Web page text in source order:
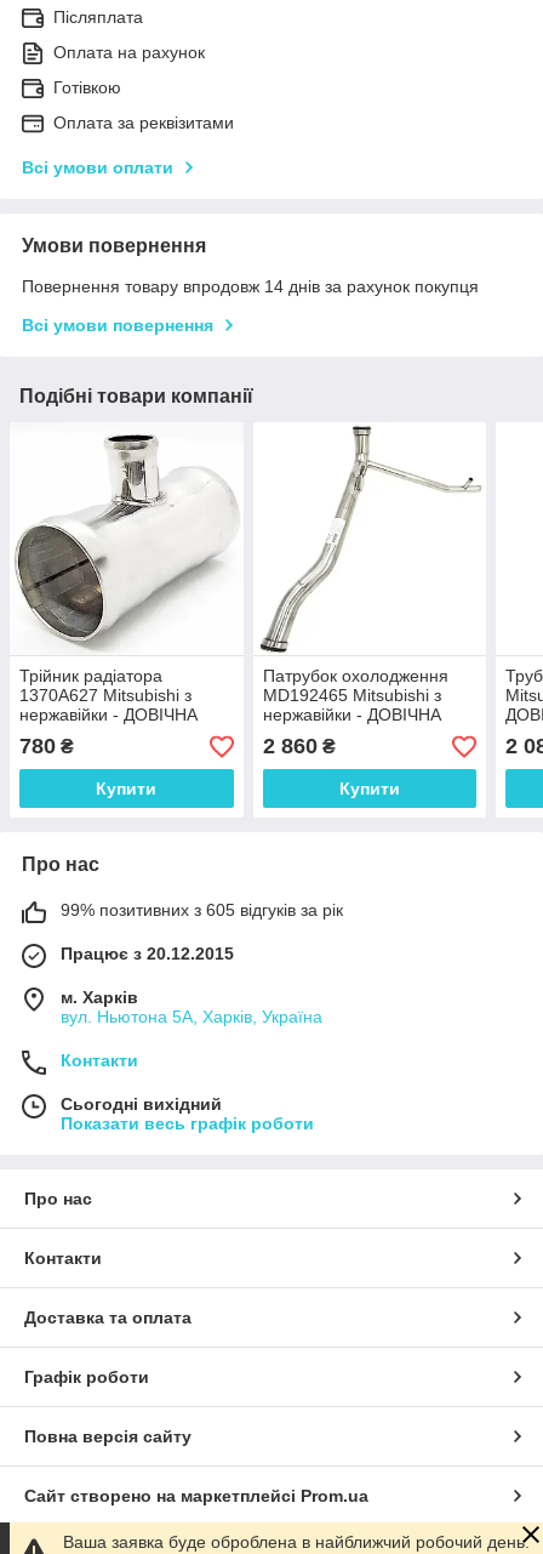
Післяплата
Оплата на рахунок
Готівкою
Оплата за реквізитами
Всі умови оплати
Умови повернення
Повернення товару впродовж 14 днів за рахунок покупця
Всі умови повернення
Подібні товари компанії
Трійник радіатора
1370A627 Mitsubishi з
нержавійки - ДОВІЧНА
ГАРАНТІЯ
780 ₴
Купити
Патрубок охолодження
MD192465 Mitsubishi з
нержавійки - ДОВІЧНА
ГАРАНТІЯ
2 860₴
Купити
2
Про нас
99% позитивних з 605 відгуків за рік
Працює з 20.12.2015
м. Харків
вул. Ньютона 5А, Харків, Україна
Контакти
Сьогодні вихідний
Показати весь графік роботи
Про нас
Контакти
Доставка та оплата
Графік роботи
Повна версія сайту
Сайт створено на маркетплейсі Prom.ua
Ваша заявка буде оброблена в найближчий робочий день.